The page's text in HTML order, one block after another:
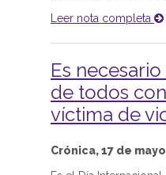
Leer nota completa
Es
de todos
víctima de
Crónica, 17 de